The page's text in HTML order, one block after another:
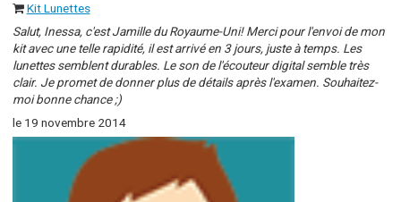
Kit Lunettes
Salut, Inessa, c'est Jamille du Royaume-Uni! Merci pour l'envoi de mon
kit avec une telle rapidité, il est arrivé en 3 jours, juste à temps. Les
lunettes semblent durables. Le son de l'écouteur digital semble très
clair. Je promet de donner plus de détails après l'examen. Souhaitez-
moi bonne chance ;)
le 19 novembre 2014